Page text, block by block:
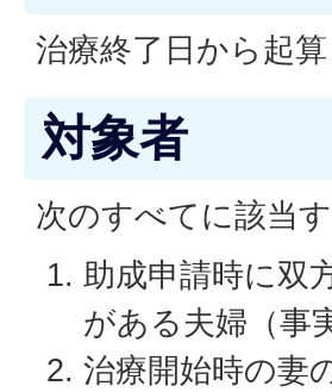
治療終了日から起
対象者
次のすべてに該当
助成申請時に双
がある夫婦（事
治療開始時の妻